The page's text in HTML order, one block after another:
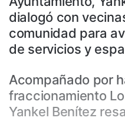
dialogó con
comunidad para
de servicios y
Acompañado por
fraccionamiento
Yankel Benítez